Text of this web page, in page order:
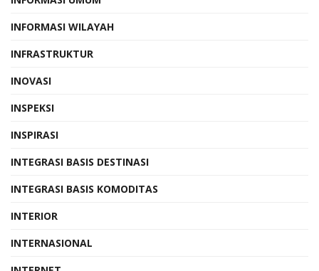
INFORMASI WILAYAH
INFRASTRUKTUR
INOVASI
INSPEKSI
INSPIRASI
INTEGRASI BASIS DESTINASI
INTEGRASI BASIS KOMODITAS
INTERIOR
INTERNASIONAL